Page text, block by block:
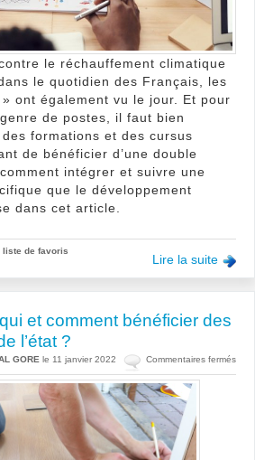
le réchauffement climatique
le quotidien des Français, les
ont également vu le jour. Et pour
de postes, il faut bien
formations et des cursus
de bénéficier d’une double
intégrer et suivre une
que le développement
dans cet article.
Lire la suite
liste de favoris
et comment bénéficier des
l’état ?
GORE le 11 janvier 2022 Commentaires ferméssur